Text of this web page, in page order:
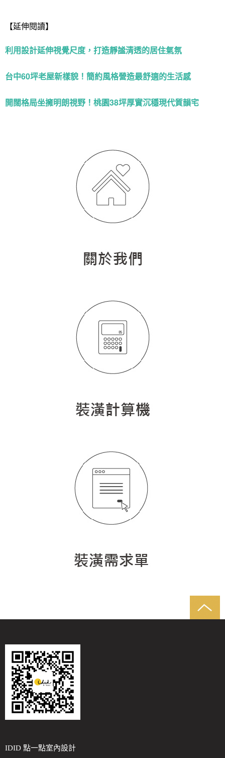
【延伸閱讀】
利用設計延伸視覺尺度，打造靜謐清透的居住氣氛
台中60坪老屋新樣貌！簡約風格營造最舒適的生活感
開闊格局坐擁明朗視野！桃園38坪厚實沉穩現代質韻宅
IDID 點一點室內設計